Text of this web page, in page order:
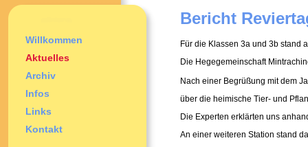
Willkommen
Aktuelles
Archiv
Infos
Links
Kontakt
Bericht
Für die Klassen 3a und 3b stand
Die Hegegemeinschaft
Nach einer Begrüßung mit dem
über die heimische Tier- und
Die Experten erklärten uns
An einer weiteren Station stand